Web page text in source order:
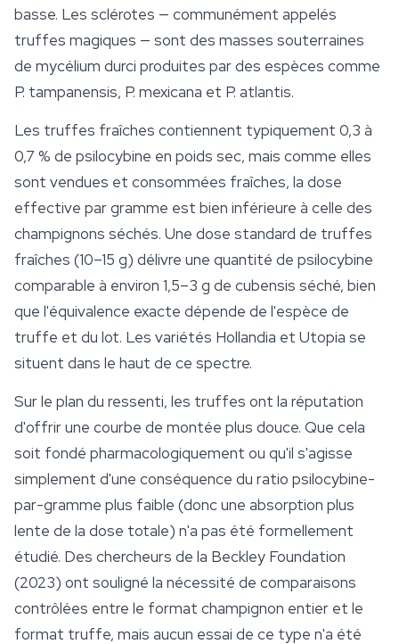
basse. Les sclérotes — communément appelés
truffes magiques — sont des masses souterraines
de mycélium durci produites par des espèces comme
P. tampanensis, P. mexicana et P. atlantis.
Les truffes fraîches contiennent typiquement 0,3 à
0,7 % de psilocybine en poids sec, mais comme elles
sont vendues et consommées fraîches, la dose
effective par gramme est bien inférieure à celle des
champignons séchés. Une dose standard de truffes
fraîches (10–15 g) délivre une quantité de psilocybine
comparable à environ 1,5–3 g de cubensis séché, bien
que l'équivalence exacte dépende de l'espèce de
truffe et du lot. Les variétés Hollandia et Utopia se
situent dans le haut de ce spectre.
Sur le plan du ressenti, les truffes ont la réputation
d'offrir une courbe de montée plus douce. Que cela
soit fondé pharmacologiquement ou qu'il s'agisse
simplement d'une conséquence du ratio psilocybine-
par-gramme plus faible (donc une absorption plus
lente de la dose totale) n'a pas été formellement
étudié. Des chercheurs de la Beckley Foundation
(2023) ont souligné la nécessité de comparaisons
contrôlées entre le format champignon entier et le
format truffe, mais aucun essai de ce type n'a été